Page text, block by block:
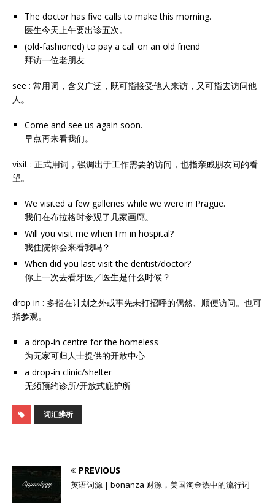
The doctor has five calls to make this morning.
医生今天上午要出诊五次。
(old-fashioned) to pay a call on an old friend
拜访一位老朋友
see : 常用词，含义广泛，既可指接受他人来访，又可指去访问他
人。
Come and see us again soon.
早点再来看我们。
visit : 正式用词，强调出于工作需要的访问，也指亲戚朋友间的看
望。
We visited a few galleries while we were in Prague.
我们在布拉格时参观了几家画廊。
Will you visit me when I'm in hospital?
我住院你会来看我吗？
When did you last visit the dentist/doctor?
你上一次去看牙医／医生是什么时候？
drop in : 多指在计划之外或事先未打招呼的偶然、顺便访问。也可
指参观。
a drop-in centre for the homeless
为无家可归人士提供的开放中心
a drop-in clinic/shelter
无须预约诊所/开放式庇护所
词汇辨析
PREVIOUS
英语词源 | bonanza 财源，美国淘金热中的流行词